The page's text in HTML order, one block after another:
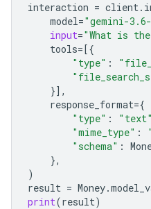
interaction = client.
model="gemini-
input="What is
tools=[{
"type" :
}],
response_format={
"type" : "text"
"mime_type" :
"schema" :
},
)
result = Money.
print(result)